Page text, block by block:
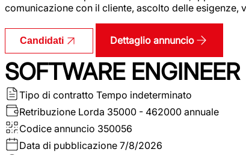
comunicazione con il cliente, ascolto delle
Candidati Dettaglio annuncio
SOFTWARE
Tipo di contratto Tempo indeterminato
Retribuzione Lorda 35000 - 462000 annuale
Codice annuncio 350056
Data di pubblicazione 7/8/2026